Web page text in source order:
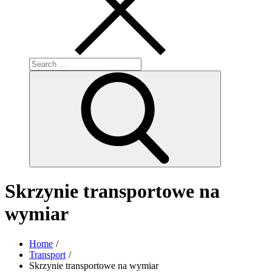
Search
for:
Skrzynie transportowe na
wymiar
Home
Transport
Skrzynie transportowe na wymiar